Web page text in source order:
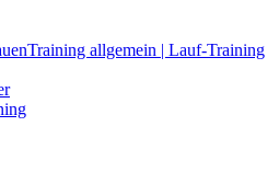
Training allgemein | Lauf-Training